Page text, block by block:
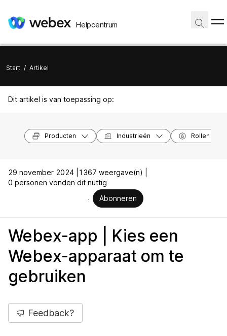
Helpcentrum
Start / Artikel
Dit artikel is van toepassing op:
Producten Industrieën Rollen
29 november 2024 |
1367 weergave(n) |
0 personen vonden dit nuttig
Abonneren
Webex-app | Kies een
Webex-apparaat om te
gebruiken
Feedback?